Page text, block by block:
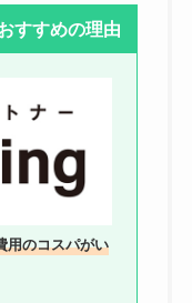
すすめの理由
用のコスパがい